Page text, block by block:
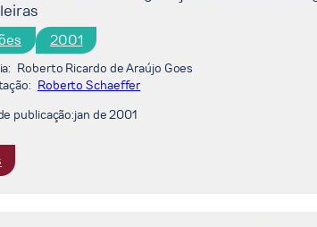
CASO
DAS
55
INDÚSTRIAS
PRIORITÁRIAS
no
Brasil,
mudança
do
clima
mecanismo
2001
Roberto Ricardo de Araújo Goes
Roberto Schaeffer
publicação:jan de 2001
A